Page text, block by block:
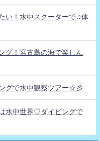
い！水中スクーターで♫体
グ！宮古島の海で楽しん
グで水中観察ツアー☆彡
水中世界♡ダイビングで